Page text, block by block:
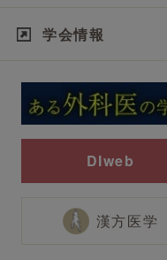
学会情報
DIweb
漢方医学